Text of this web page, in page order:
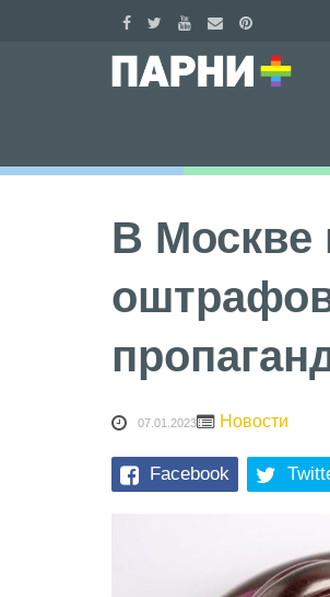
В Москве
07.01.2023 Новости
Facebook